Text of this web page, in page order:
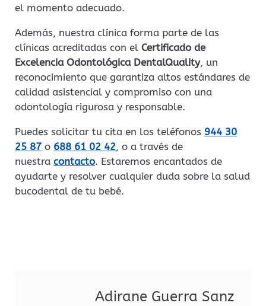
el momento adecuado.
Además, nuestra clínica forma parte de las
clínicas acreditadas con el Certificado de
Excelencia Odontológica DentalQuality, un
reconocimiento que garantiza altos estándares de
calidad asistencial y compromiso con una
odontología rigurosa y responsable.
Puedes solicitar tu cita en los teléfonos 944 30
25 87 o 688 61 02 42, o a través de
nuestra contacto. Estaremos encantados de
ayudarte y resolver cualquier duda sobre la salud
bucodental de tu bebé.
Adirane Guerra Sanz